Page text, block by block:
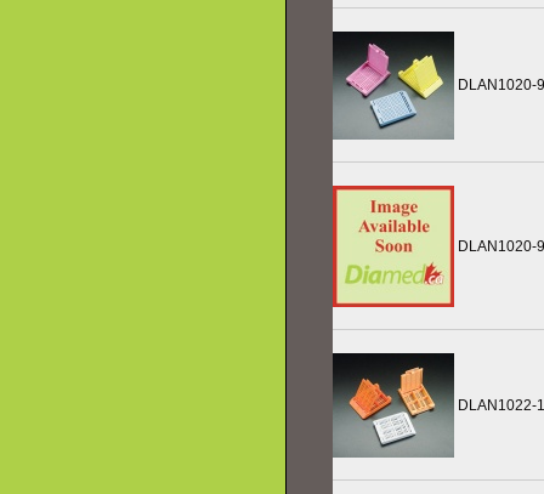
DLAN1020-9
DLAN1020-
DLAN1022-